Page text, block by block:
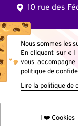
10 rue des
©
Nous sommes les
En cliquant sur «
vous
politique de
Lire la politique de
I ❤️ Cookies